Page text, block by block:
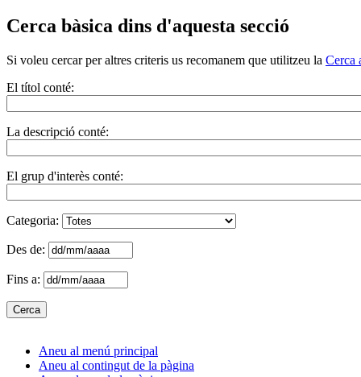
Cerca bàsica dins d'aquesta secció
Si voleu cercar per altres criteris us recomanem que utilitzeu la Cerca
El títol conté:
La descripció conté:
El grup d'interès conté:
Categoria:
Des de:
Fins a:
Aneu al menú principal
Aneu al contingut de la pàgina